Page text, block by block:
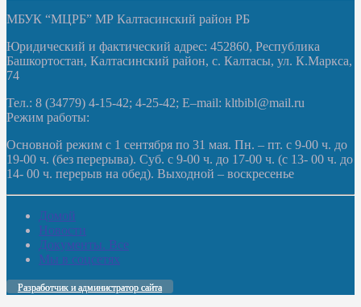
МБУК “МЦРБ” МР Калтасинский район РБ
Юридический и фактический адрес: 452860, Республика
Башкортостан, Калтасинский район, с. Калтасы, ул. К.Маркса,
74
Тел.: 8 (34779) 4-15-42; 4-25-42; E–mail: kltbibl@mail.ru
Режим работы:
Основной режим с 1 сентября по 31 мая. Пн. – пт. с 9-00 ч. до
19-00 ч. (без перерыва). Суб. с 9-00 ч. до 17-00 ч. (с 13- 00 ч. до
14- 00 ч. перерыв на обед). Выходной – воскресенье
Домой
Новости
Документы. Все
Мы в соцсетях
Разработчик и администратор сайта